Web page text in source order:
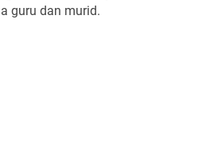
guru dan murid.